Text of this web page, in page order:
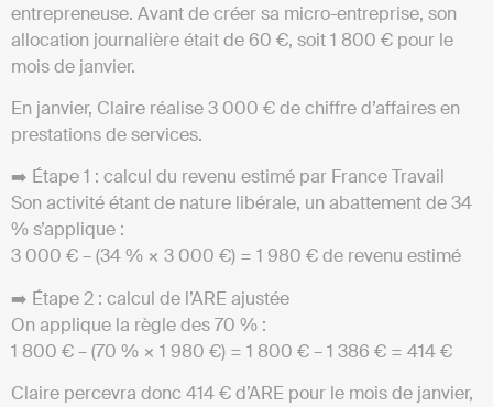
entrepreneuse. Avant de créer sa micro-entreprise, son
allocation journalière était de 60 €, soit 1 800 € pour le
mois de janvier.
En janvier, Claire réalise 3 000 € de chiffre d’affaires en
prestations de services.
➡️ Étape 1 : calcul du revenu estimé par France Travail
Son activité étant de nature libérale, un abattement de 34
% s’applique :
3 000 € – (34 % × 3 000 €) = 1 980 € de revenu estimé
➡️ Étape 2 : calcul de l’ARE ajustée
On applique la règle des 70 % :
1 800 € – (70 % × 1 980 €) = 1 800 € – 1 386 € = 414 €
Claire percevra donc 414 € d’ARE pour le mois de janvier,